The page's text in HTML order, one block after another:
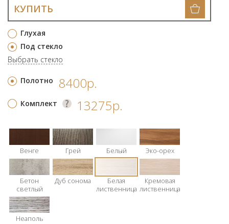
Глухая
Под стекло
Выбрать стекло
КУПИТЬ
Полотно 8400р.
Комплект 13275р.
Венге Грей Белый Эко-орех
Бетон
светлый
Дуб сонома
Белая
лиственница
Кремовая
лиственница
Неаполь